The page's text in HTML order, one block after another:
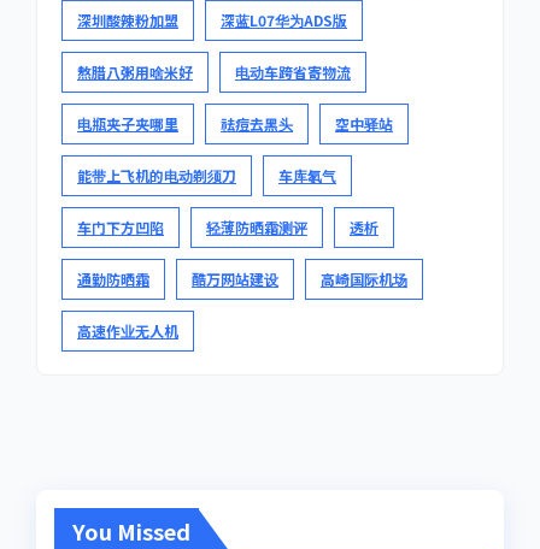
深圳酸辣粉加盟 深蓝L07华为ADS版
熬腊八粥用啥米好 电动车跨省寄物流
电瓶夹子夹哪里 祛痘去黑头 空中驿站
能带上飞机的电动剃须刀 车库氡气
车门下方凹陷 轻薄防晒霜测评 透析
通勤防晒霜 酷万网站建设 高崎国际机场
高速作业无人机
You Missed